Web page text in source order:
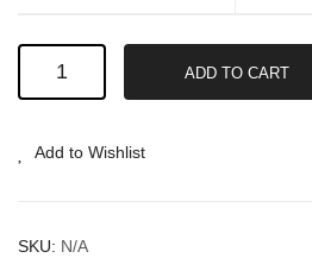
Pantofi
#27
ADD TO CART
Add to Wishlist
SKU: N/A